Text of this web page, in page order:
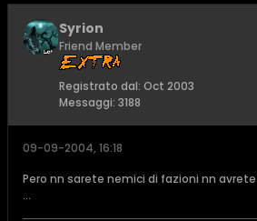
Syrion
Friend Member
Registrato dal: Oct 2003
Messaggi: 3188
09-09-2004, 16:18
Pero nn sarete nemici di fazioni nn
...